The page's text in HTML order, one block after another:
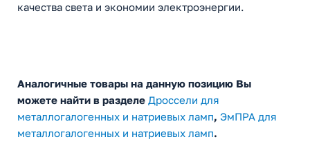
качества света и экономии электроэнергии.
Аналогичные товары на данную позицию Вы
можете найти в разделе Дроссели для
металлогалогенных и натриевых ламп, ЭмПРА для
металлогалогенных и натриевых ламп.